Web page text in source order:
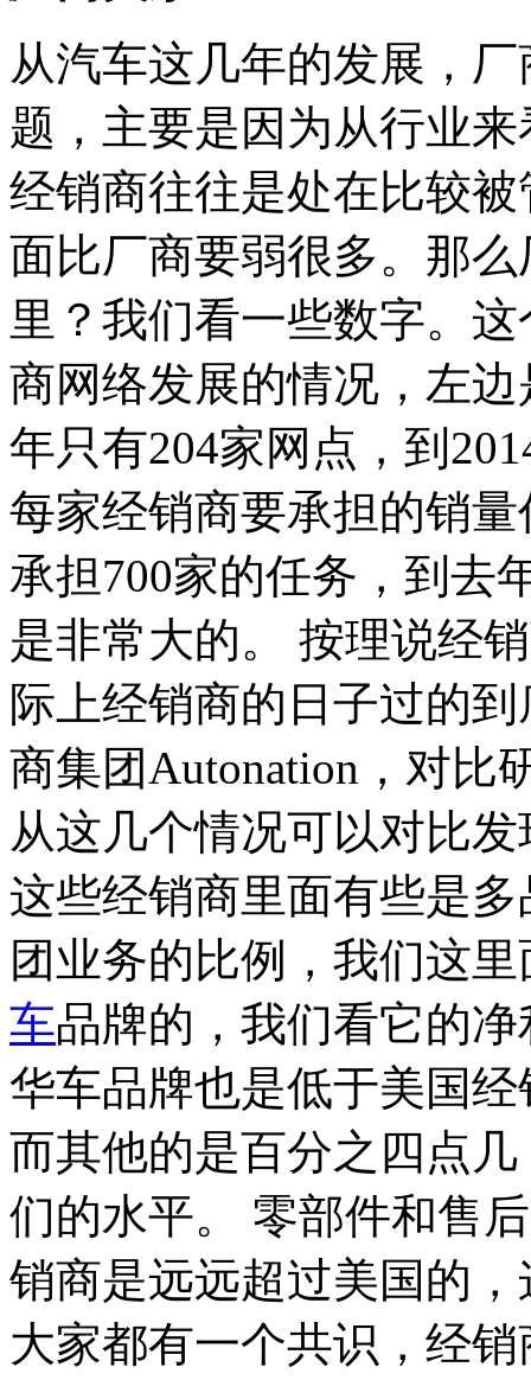
从汽车这几年的发展，
题，主要是因为从行业
经销商往往是处在比较
面比厂商要弱很多。那
里？我们看一些数字。
商网络发展的情况，左
年只有204家网点，到
每家经销商要承担的销
承担700家的任务，到去
是非常大的。 按理说经
际上经销商的日子过的
商集团Autonation，对比
从这几个情况可以对比
这些经销商里面有些是
团业务的比例，我们这
车品牌的，我们看它的
华车品牌也是低于美国
而其他的是百分之四点
们的水平。 零部件和售
销商是远远超过美国的
大家都有一个共识，经